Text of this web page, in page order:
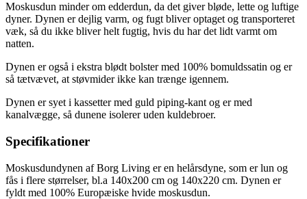
Moskusdun minder om edderdun, da det giver bløde, lette og luftige
dyner. Dynen er dejlig varm, og fugt bliver optaget og transporteret
væk, så du ikke bliver helt fugtig, hvis du har det lidt varmt om
natten.
Dynen er også i ekstra blødt bolster med 100% bomuldssatin og er
så tætvævet, at støvmider ikke kan trænge igennem.
Dynen er syet i kassetter med guld piping-kant og er med
kanalvægge, så dunene isolerer uden kuldebroer.
Specifikationer
Moskusdundynen af Borg Living er en helårsdyne, som er lun og
fås i flere størrelser, bl.a 140x200 cm og 140x220 cm. Dynen er
fyldt med 100% Europæiske hvide moskusdun.